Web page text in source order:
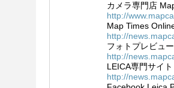
カメラ専門店
http://
Map Times
http://
フォトプレビュ
http://
LEICA専門サイ
http://